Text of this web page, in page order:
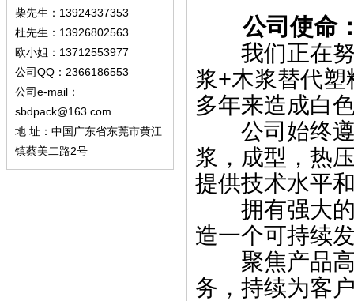
柴先生：13924337353
杜先生：13926802563
欧小姐：13712553977
公司QQ：2366186553
公司e-mail：
sbdpack@163.com
地 址：中国广东省东莞市黄江
镇蔡美二路2号
公司使命
我们正在努
浆+木浆替代
多年来造成白
公司始终遵
浆，成型，热
提供技术水平
拥有强大的
造一个可持续
聚焦产品高
务，持续为客